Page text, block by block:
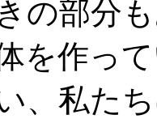
の部分
を作っ
、私た